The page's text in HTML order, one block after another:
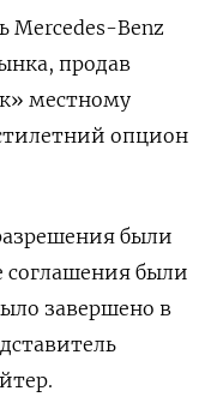
Mercedes-Benz
продав
местному
опцион
были
соглашения были
завершено в